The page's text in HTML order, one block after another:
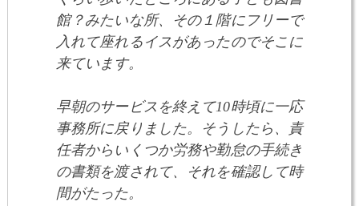
館？みたいな所、その１階にフリーで
入れて座れるイスがあったのでそこに
来ています。
早朝のサービスを終えて10時頃に一応
事務所に戻りました。そうしたら、責
任者からいくつか労務や勤怠の手続き
の書類を渡されて、それを確認して時
間がたった。